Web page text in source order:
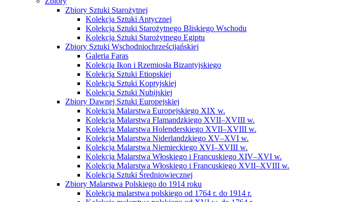
Zbiory Sztuki Starożytnej
Kolekcja Sztuki Antycznej
Kolekcja Sztuki Starożytnego Bliskiego Wschodu
Kolekcja Sztuki Starożytnego Egiptu
Zbiory Sztuki Wschodniochrześcijańskiej
Galeria Faras
Kolekcja Ikon i Rzemiosła Bizantyjskiego
Kolekcja Sztuki Etiopskiej
Kolekcja Sztuki Koptyjskiej
Kolekcja Sztuki Nubijskiej
Zbiory Dawnej Sztuki Europejskiej
Kolekcja Malarstwa Europejskiego XIX w.
Kolekcja Malarstwa Flamandzkiego XVII–XVIII w.
Kolekcja Malarstwa Holenderskiego XVII–XVIII w.
Kolekcja Malarstwa Niderlandzkiego XV–XVI w.
Kolekcja Malarstwa Niemieckiego XVI–XVIII w.
Kolekcja Malarstwa Włoskiego i Francuskiego XIV–XVI w.
Kolekcja Malarstwa Włoskiego i Francuskiego XVII–XVIII w.
Kolekcja Sztuki Średniowiecznej
Zbiory Malarstwa Polskiego do 1914 roku
Kolekcja malarstwa polskiego od 1764 r. do 1914 r.